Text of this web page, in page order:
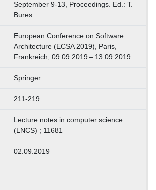
September 9-13, Proceedings. Ed.: T.
Bures
European Conference on Software
Architecture (ECSA 2019), Paris,
Frankreich, 09.09.2019 – 13.09.2019
Springer
211-219
Lecture notes in computer science
(LNCS) ; 11681
02.09.2019